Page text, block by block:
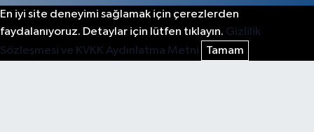
En iyi site deneyimi sağlamak için çerezlerden
faydalanıyoruz. Detaylar için lütfen tıklayın. Gizlilik
Sözleşmesi ve KVKK Aydınlatma Metni
Tamam